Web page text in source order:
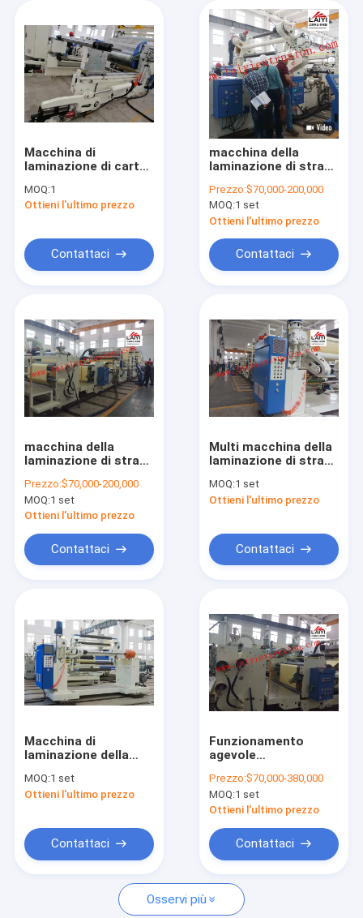
Prodotti
Circa noi
Giro della fabbrica
Macchina ricoprente della laminazione dell'estrusione
Macchina di laminazione dell'estrusione
Macchina di
laminazione di carta
estrusione laterale
della tazza con
MOQ:1
Ottieni l'ultimo prezzo
Contattaci
macchina della
laminazione di strato
la produzione della
carta della tazza di
caffè
Prezzo:$70,000-200,000
MOQ:1 set
Ottieni l'ultimo prezzo
Contattaci
macchina della
laminazione di strato
macchina di
laminazione di
grande dimensione di
Prezzo:$70,000-200,000
MOQ:1 set
Ottieni l'ultimo prezzo
Contattaci
Multi macchina della
laminazione di strato
laminazione
automatica
MOQ:1 set
Ottieni l'ultimo prezzo
Contattaci
Macchina di
laminazione della
macchina del PE
dello strato di
schiuma
MOQ:1 set
Ottieni l'ultimo prezzo
Contattaci
Funzionamento
agevole
Risparmio energetico
e risparmio di spazio
con dispositivo di
dispositivi di taglio
perline
Prezzo:$70,000-380,000
MOQ:1 set
Ottieni l'ultimo prezzo
Contattaci
Osservi più